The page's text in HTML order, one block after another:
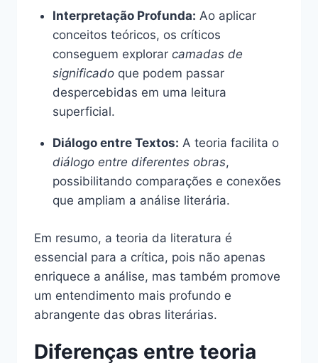
Interpretação Profunda: Ao aplicar
conceitos teóricos, os críticos
conseguem explorar camadas de
significadoque podem passar
despercebidas em uma leitura
superficial.
Diálogo entre Textos: A teoria facilita o
diálogo entre diferentes obras,
possibilitando comparações e conexões
que ampliam a análise literária.
Em resumo, a teoria da literatura é
essencial para a crítica, pois não apenas
enriquece a análise, mas também promove
um entendimento mais profundo e
abrangente das obras literárias.
Diferenças entre teoria